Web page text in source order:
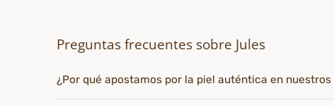
Preguntas frecuentes sobre Jules
¿Por qué apostamos por la piel auténtica en